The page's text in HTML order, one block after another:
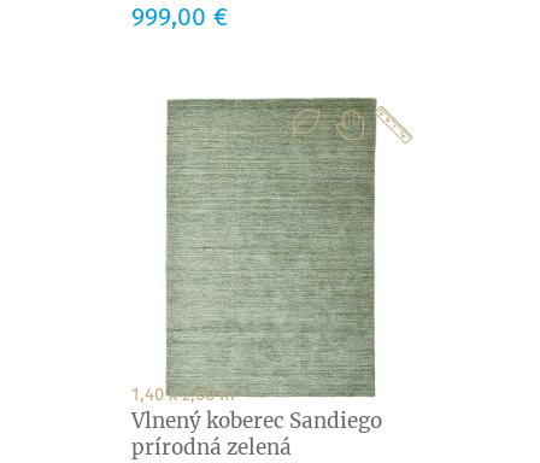
Cena
999,00 €
1,40 x 2,00 m
Vlnený koberec Sandiego
prírodná zelená